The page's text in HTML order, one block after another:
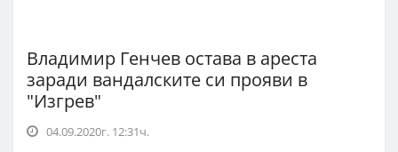
Владимир Генчев остава в ареста
заради вандалските си прояви в
"Изгрев"
04.09.2020г. 12:31ч.